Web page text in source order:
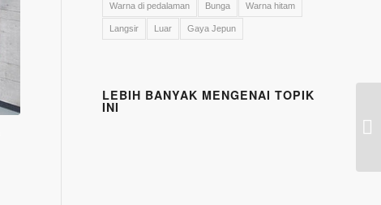
Warna di pedalaman Bunga Warna hitam
Langsir Luar Gaya Jepun
LEBIH BANYAK MENGENAI TOPIK
INI